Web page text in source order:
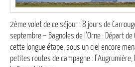
2ème volet de ce séjour : 8 jours de
septembre – Bagnoles de l’Orne : Départ
cette longue étape, sous un ciel encore
petites routes de campagne : l’Augrumière,